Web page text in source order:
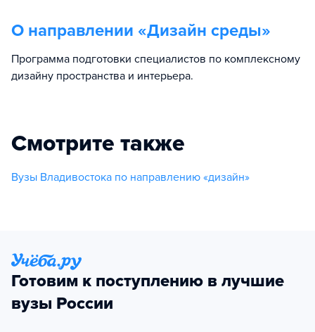
О направлении «Дизайн среды»
Программа подготовки специалистов по комплексному
дизайну пространства и интерьера.
Смотрите также
Вузы Владивостока по направлению «дизайн»
Готовим к поступлению в лучшие
вузы России